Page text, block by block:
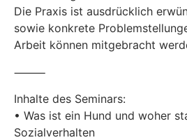
Die Praxis ist ausdrücklich
sowie konkrete
Arbeit können mitgebracht
⸻
Inhalte des Seminars:
• Was ist ein Hund und woher
Sozialverhalten